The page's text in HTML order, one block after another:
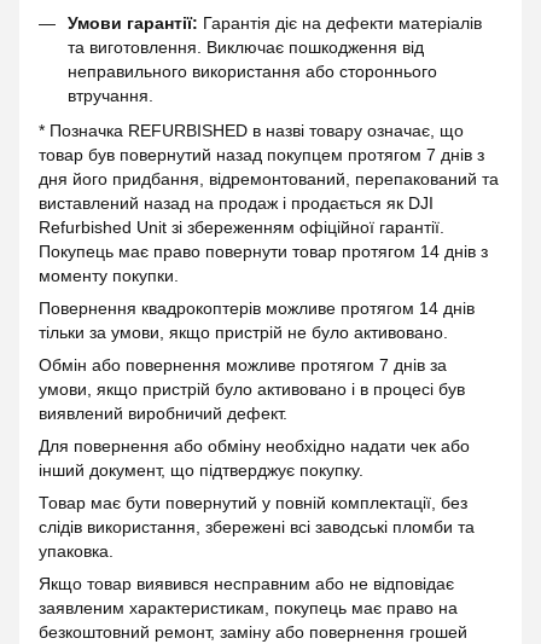
Умови гарантії: Гарантія діє на дефекти матеріалів
та виготовлення. Виключає пошкодження від
неправильного використання або стороннього
втручання.
* Позначка REFURBISHED в назві товару означає, що
товар був повернутий назад покупцем протягом 7 днів з
дня його придбання, відремонтований, перепакований та
виставлений назад на продаж і продається як DJI
Refurbished Unit зі збереженням офіційної гарантії.
Покупець має право повернути товар протягом 14 днів з
моменту покупки.
Повернення квадрокоптерів можливе протягом 14 днів
тільки за умови, якщо пристрій не було активовано.
Обмін або повернення можливе протягом 7 днів за
умови, якщо пристрій було активовано і в процесі був
виявлений виробничий дефект.
Для повернення або обміну необхідно надати чек або
інший документ, що підтверджує покупку.
Товар має бути повернутий у повній комплектації, без
слідів використання, збережені всі заводські пломби та
упаковка.
Якщо товар виявився несправним або не відповідає
заявленим характеристикам, покупець має право на
безкоштовний ремонт, заміну або повернення грошей